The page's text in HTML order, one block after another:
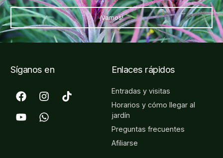
¡Vamos!
Síganos en Enlaces rápidos
Entradas y visitas
Horarios y cómo llegar al
jardín
Preguntas frecuentes
Afiliarse